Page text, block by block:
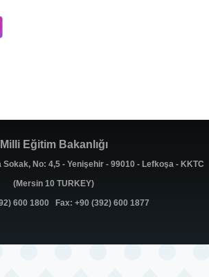
Milli Eğitim Bakanlığı
Sokak, No: 4,5 - Yenişehir - 99010 - Lefkoşa - KKTC
(Mersin 10 TURKEY)
600 1800 Fax: +90 (392) 600 1877